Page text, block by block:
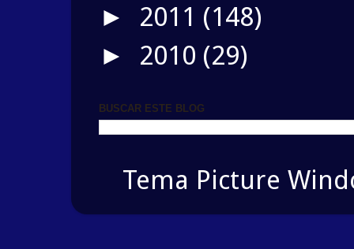
► 2011 (148)
► 2010 (29)
BUSCAR ESTE BLOG
Tema Picture